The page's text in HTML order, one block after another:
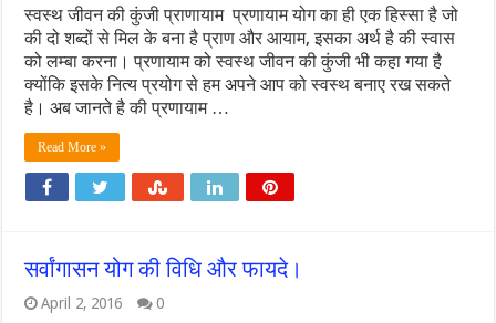
स्वस्थ जीवन की कुंजी प्राणायाम प्रणायाम योग का ही एक हिस्सा है जो
की दो शब्दों से मिल के बना है प्राण और आयाम, इसका अर्थ है की स्वास
को लम्बा करना। प्रणायाम को स्वस्थ जीवन की कुंजी भी कहा गया है
क्योंकि इसके नित्य प्रयोग से हम अपने आप को स्वस्थ बनाए रख सकते
है। अब जानते है की प्रणायाम …
Read More »
सर्वांगासन योग की विधि और फायदे।
April 2, 2016 0